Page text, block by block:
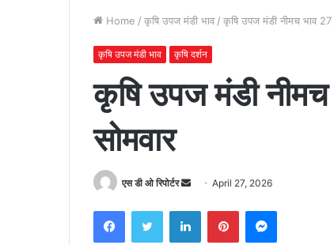
Home / कृषि उपज मंडी भाव / कृषि उपज मंडी नीमच भाव
कृषि उपज मंडी भाव कृषि दर्शन
कृषि उपज मंडी
सोमवार
एस डी ओ रिपोर्टर
SendApril 27, 2026
FacebookTwitter LinkedInPinterestMessenger